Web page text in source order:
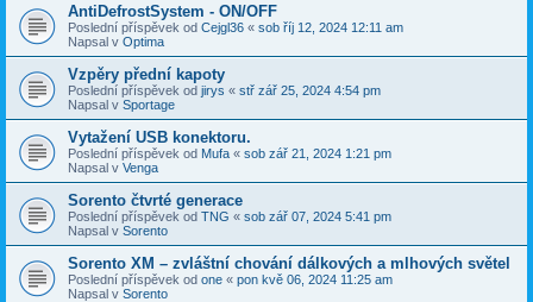
AntiDefrostSystem - ON/OFF
Poslední příspěvek od Cejgl36 « sob říj 12, 2024 12:11 am
Napsal v Optima
Vzpěry přední kapoty
Poslední příspěvek od jirys « stř zář 25, 2024 4:54 pm
Napsal v Sportage
Vytažení USB konektoru.
Poslední příspěvek od Mufa « sob zář 21, 2024 1:21 pm
Napsal v Venga
Sorento čtvrté generace
Poslední příspěvek od TNG « sob zář 07, 2024 5:41 pm
Napsal v Sorento
Sorento XM – zvláštní chování dálkových a mlhových světel
Poslední příspěvek od one « pon kvě 06, 2024 11:25 am
Napsal v Sorento